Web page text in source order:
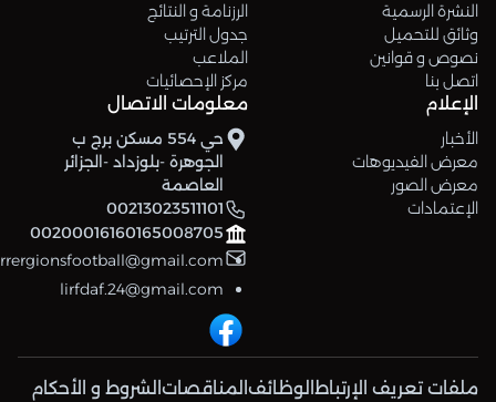
النشرة الرسمية
وثائق للتحميل
نصوص و قوانين
اتصل بنا
الرزنامة و النتائج
جدول الترتيب
الملاعب
مركز الإحصائيات
الإعلام
الأخبار
معرض الفيديوهات
معرض الصور
الإعتمادات
معلومات الاتصال
حي 554 مسكن برج ب
الجوهرة -بلوزداد -الجزائر
العاصمة
00213023511101
00200016160165008705
lirfdaf.24@gmail.com
ملفات تعريف الإرتباط الوظائف المناقصات الشروط و الأحكام